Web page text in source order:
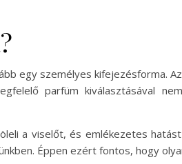
egy személyes kifejezésforma.
parfüm kiválasztásával
a viselőt, és emlékezetes
Éppen ezért fontos, hogy